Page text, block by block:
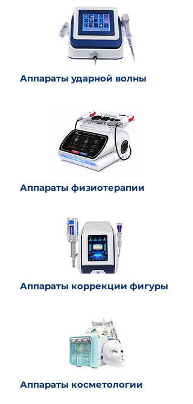
Аппараты ударной волны
Аппараты физиотерапии
Аппараты коррекции фигуры
Аппараты косметологии